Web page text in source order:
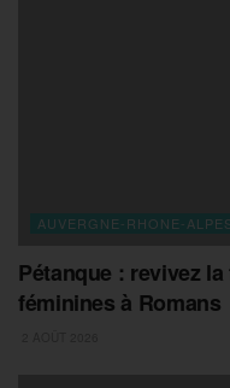
AUVERGNE-RHONE-ALPES
Pétanque : revivez
féminines à Romans